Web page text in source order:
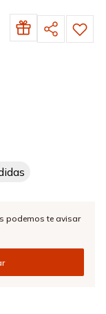
podemos te avisar